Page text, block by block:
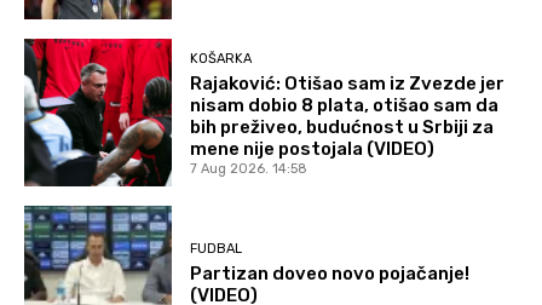
KOŠARKA
Rajaković: Otišao sam iz Zvezde jer
nisam dobio 8 plata, otišao sam da
bih preživeo, budućnost u Srbiji za
mene nije postojala (VIDEO)
7 Aug 2026. 14:58
FUDBAL
Partizan doveo novo pojačanje!
(VIDEO)